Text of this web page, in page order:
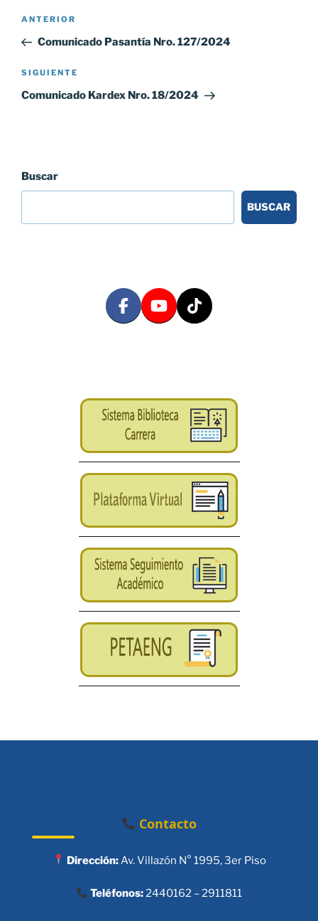
Navegación
entradas
Entrada
anterior:
ANTERIOR
Comunicado Pasantía Nro. 127/2024
Siguiente
entrada
SIGUIENTE
Comunicado Kardex Nro. 18/2024
Buscar
BUSCAR
Contacto
Dirección:Av. Villazón N° 1995, 3er Piso
Teléfonos:2440162 – 2911811